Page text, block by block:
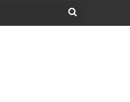
Buscar